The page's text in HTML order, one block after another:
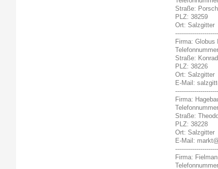
Straße:
PLZ: 38259
Ort: Salzgitter
Firma: Globus
Straße:
PLZ: 38226
Ort: Salzgitter
E-Mail:
Firma:
Straße:
PLZ: 38228
Ort: Salzgitter
E-Mail:
Firma: